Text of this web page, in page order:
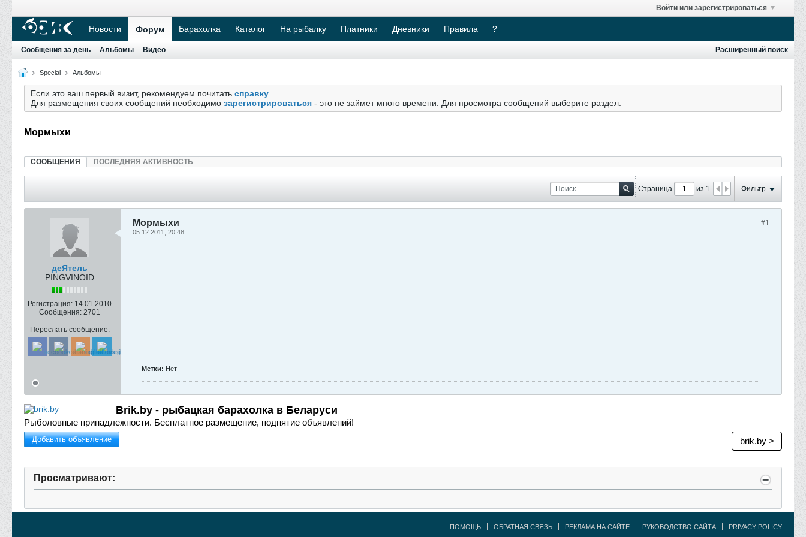
Войти или зарегистрироваться
Новости Форум Барахолка Каталог На рыбалку Платники Дневники Правила ?
Сообщения за день Альбомы Видео Расширенный поиск
Special Альбомы
Если это ваш первый визит, рекомендуем почитать справку
Для размещения своих сообщений необходимо зарегистрироваться - это не займет много времени. Для просмотра сообщений выберите раздел.
Мормыхи
СООБЩЕНИЯ ПОСЛЕДНЯЯ АКТИВНОСТЬ
Страница из 1 Фильтр
деЯтель
PINGVINOID
Регистрация: 14.01.2010
Сообщения: 2701
Переслать сообщение:
#1
Мормыхи
05.12.2011, 20:48
Метки: Нет
Brik.by - рыбацкая барахолка в Беларуси
Рыболовные принадлежности. Бесплатное размещение, поднятие объявлений!
Добавить объявление brik.by >
Просматривают:
ПОМОЩЬ ОБРАТНАЯ СВЯЗЬ РЕКЛАМА НА САЙТЕ РУКОВОДСТВО САЙТА PRIVACY POLICY